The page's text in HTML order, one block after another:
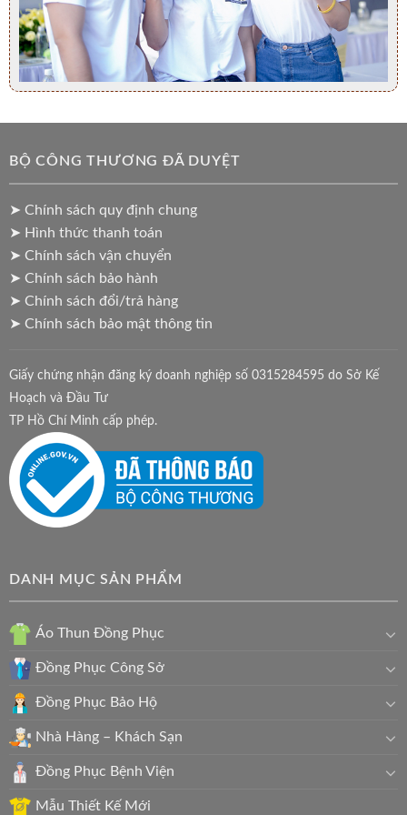
BỘ CÔNG THƯƠNG ĐÃ DUYỆT
➤ Chính sách quy định chung
➤ Hình thức thanh toán
➤ Chính sách vận chuyển
➤ Chính sách bảo hành
➤ Chính sách đổi/trả hàng
➤ Chính sách bảo mật thông tin
Giấy chứng nhận đăng ký doanh nghiệp số 0315284595 do Sở Kế
Hoạch và Đầu Tư
TP Hồ Chí Minh cấp phép.
DANH MỤC SẢN PHẨM
Áo Thun Đồng Phục
Đồng Phục Công Sở
Đồng Phục Bảo Hộ
Nhà Hàng – Khách Sạn
Đồng Phục Bệnh Viện
Mẫu Thiết Kế Mới